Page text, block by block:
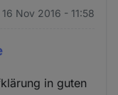
Nov 2016 - 11:58
in guten